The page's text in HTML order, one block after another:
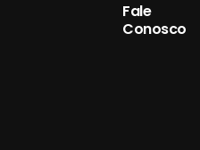
Fale
Conosco